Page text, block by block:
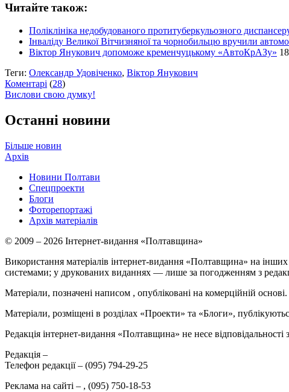
Читайте також:
Поліклініка недобудованого протитуберкульозного
Інваліду Великої Вітчизняної та чорнобильцю вручили
Віктор Янукович допоможе кременчуцькому «АвтоКрАЗу»
Теги: Олександр Удовіченко, Віктор Янукович
Коментарі (28)
Вислови свою думку!
Останні новини
Більше новин
Архів
Новини Полтави
Спецпроекти
Блоги
Фоторепортажі
Архів матеріалів
© 2009 – 2026 Інтернет-видання «Полтавщина»
Використання матеріалів інтернет-видання «Полтавщина» на
системами; у друкованих виданнях — лише за погодженням з
Матеріали, позначені написом , опубліковані на комерційній основі.
Матеріали, розміщені в розділах «Проекти» та «Блоги»,
Редакція інтернет-видання «Полтавщина» не несе
Редакція –
Телефон редакції – (095) 794-29-25
Реклама на сайті – , (095) 750-18-53